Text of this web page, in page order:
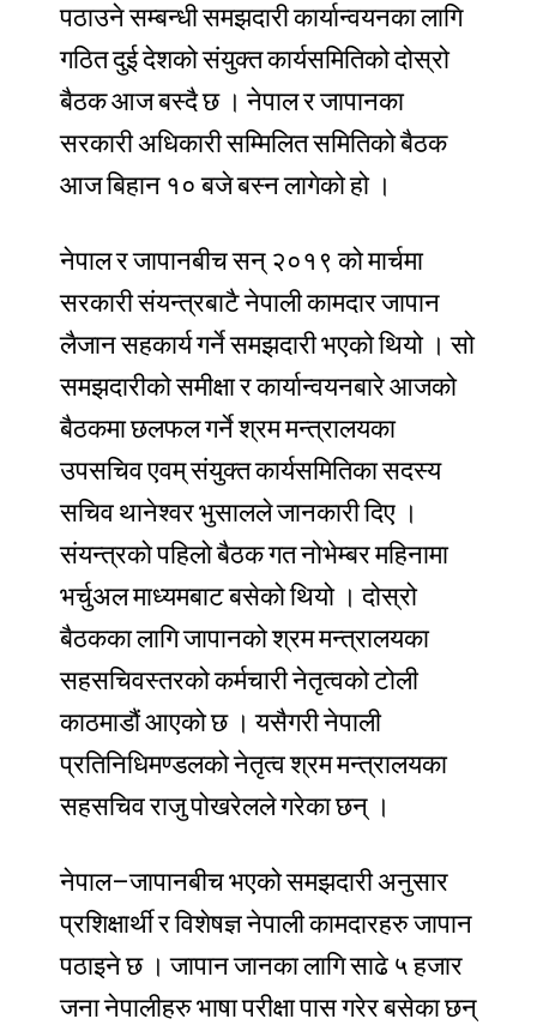
पठाउनेसम्बन्धीसमझदारीकार्यान्वयनकालागि
गठितदुईदेशकोसंयुक्तकार्यसमितिकोदोस्रो
बैठकआजबस्दैछ । नेपालरजापानका
सरकारीअधिकारीसम्मिलितसमितिकोबैठक
आजबिहान १० बजेबस्नलागेकोहो ।
नेपालरजापानबीचसन् २०१९ कोमार्चमा
सरकारीसंयन्त्रबाटैनेपालीकामदारजापान
लैजानसहकार्यगर्नेसमझदारीभएकोथियो । सो
समझदारीकोसमीक्षारकार्यान्वयनबारेआजको
बैठकमाछलफलगर्नेश्रममन्त्रालयका
उपसचिवएवम्संयुक्तकार्यसमितिकासदस्य
सचिव थानेश्वरभुसाललेजानकारीदिए ।
संयन्त्रकोपहिलोबैठकगतनोभेम्बरमहिनामा
भर्चुअलमाध्यमबाटबसेकोथियो । दोस्रो
बैठककालागिजापानकोश्रममन्त्रालयका
सहसचिवस्तरकोकर्मचारीनेतृत्वकोटोली
काठमाडौंआएकोछ । यसैगरीनेपाली
प्रतिनिधिमण्डलकोनेतृत्वश्रममन्त्रालयका
सहसचिवराजुपोखरेललेगरेकाछन् ।
नेपाल–जापानबीचभएकोसमझदारीअनुसार
प्रशिक्षार्थीरविशेषज्ञनेपालीकामदारहरुजापान
पठाइनेछ । जापानजानकालागिसाढे ५ हजार
जनानेपालीहरुभाषापरीक्षापासगरेरबसेकाछन्